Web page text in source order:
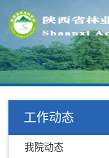
工作动态
我院动态